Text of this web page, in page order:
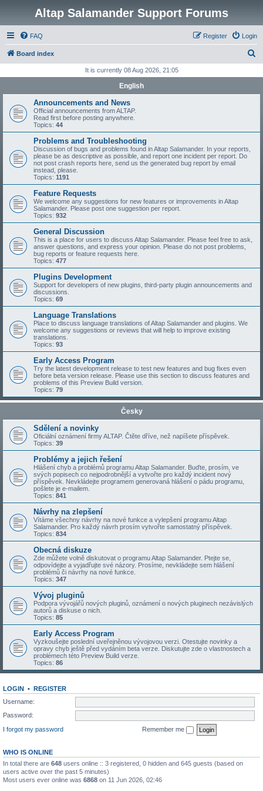
Altap Salamander Support Forums
FAQ Login
Register
Board index
r
It is currently 08 Aug 2026, 21:05
English
Announcements and News
Official announcements from ALTAP.
Read first before posting anywhere.
Topics: 44
Problems and Troubleshooting
Discussion of bugs and problems found in Altap Salamander. In your reports,
please be as descriptive as possible, and report one incident per report. Do
not post crash reports here, send us the generated bug report by email
instead, please.
Topics: 1191
Feature Requests
We welcome any suggestions for new features or improvements in Altap
Salamander. Please post one suggestion per report.
Topics: 932
General Discussion
This is a place for users to discuss Altap Salamander. Please feel free to ask,
answer questions, and express your opinion. Please do not post problems,
bug reports or feature requests here.
Topics: 477
Plugins Development
Support for developers of new plugins, third-party plugin announcements and
discussions.
Topics: 69
Language Translations
Place to discuss language translations of Altap Salamander and plugins. We
welcome any suggestions or reviews that will help to improve existing
translations.
Topics: 93
Early Access Program
Try the latest development release to test new features and bug fixes even
before beta version release. Please use this section to discuss features and
problems of this Preview Build version.
Topics: 79
Česky
Sdělení a novinky
Oficiální oznámení firmy ALTAP. Čtěte dříve, než napíšete příspěvek.
Topics: 39
Problémy a jejich řešení
Hlášení chyb a problémů programu Altap Salamander. Buďte, prosím, ve
svých popisech co nejpodrobnější a vytvořte pro každý incident nový
příspěvek. Nevkládejte programem generovaná hlášení o pádu programu,
pošlete je e-mailem.
Topics: 841
Návrhy na zlepšení
Vítáme všechny návrhy na nové funkce a vylepšení programu Altap
Salamander. Pro každý návrh prosím vytvořte samostatný příspěvek.
Topics: 834
Obecná diskuze
Zde můžete volně diskutovat o programu Altap Salamander. Ptejte se,
odpovídejte a vyjadřujte své názory. Prosíme, nevkládejte sem hlášení
problémů či návrhy na nové funkce.
Topics: 347
Vývoj pluginů
Podpora vývojářů nových pluginů, oznámení o nových pluginech nezávislých
autorů a diskuse o nich.
Topics: 85
Early Access Program
Vyzkoušejte poslední uveřejněnou vývojovou verzi. Otestujte novinky a
opravy chyb ještě před vydáním beta verze. Diskutujte zde o vlastnostech a
problémech této Preview Build verze.
Topics: 86
LOGIN • REGISTER
Username:
Password:
I forgot my password
Remember me
WHO IS ONLINE
In total there are 648 users online :: 3 registered, 0 hidden and 645 guests (based on
users active over the past 5 minutes)
Most users ever online was 6868 on 11 Jun 2026, 02:46